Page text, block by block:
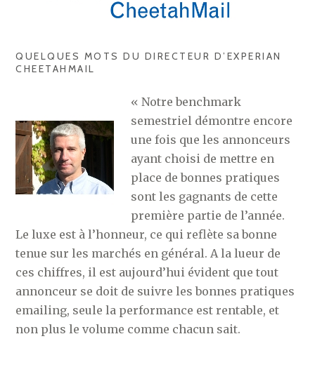
QUELQUES MOTS DU DIRECTEUR D’EXPERIAN
CHEETAHMAIL
« Notre benchmark
semestriel démontre encore
une fois que les annonceurs
ayant choisi de mettre en
place de bonnes pratiques
sont les gagnants de cette
première partie de l’année.
Le luxe est à l’honneur, ce qui reflète sa bonne
tenue sur les marchés en général. A la lueur de
ces chiffres, il est aujourd’hui évident que tout
annonceur se doit de suivre les bonnes pratiques
emailing, seule la performance est rentable, et
non plus le volume comme chacun sait.